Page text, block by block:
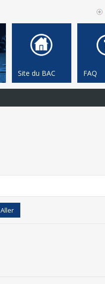
FAQ
Site du BAC